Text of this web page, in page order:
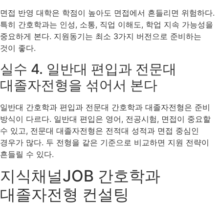
면접 반영 대학은 학점이 높아도 면접에서 흔들리면 위험하다.
특히 간호학과는 인성, 소통, 직업 이해도, 학업 지속 가능성을
중요하게 본다. 지원동기는 최소 3가지 버전으로 준비하는
것이 좋다.
실수 4. 일반대 편입과 전문대
대졸자전형을 섞어서 본다
일반대 간호학과 편입과 전문대 간호학과 대졸자전형은 준비
방식이 다르다. 일반대 편입은 영어, 전공시험, 면접이 중요할
수 있고, 전문대 대졸자전형은 전적대 성적과 면접 중심인
경우가 많다. 두 전형을 같은 기준으로 비교하면 지원 전략이
흔들릴 수 있다.
지식채널JOB 간호학과
대졸자전형 컨설팅